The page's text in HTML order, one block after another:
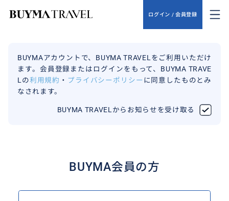
ログイン / 会員登録
BUYMAアカウントで、BUYMA TRAVELをご利用いただけ
ます。会員登録またはログインをもって、BUYMA TRAVE
Lの利用規約 ・ プライバシーポリシー に同意したものとみ
なされます。
BUYMA TRAVELからお知らせを受け取る
BUYMA会員の方